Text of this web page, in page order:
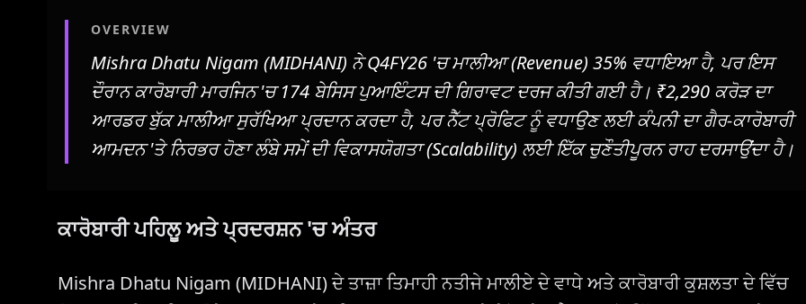
OVERVIEW
Mishra Dhatu Nigam (MIDHANI) ਨੇ Q4FY26 'ਚ ਮਾਲੀਆ (Revenue) 35% ਵਧਾਇਆ ਹੈ, ਪਰ ਇਸ
ਦੌਰਾਨ ਕਾਰੋਬਾਰੀ ਮਾਰਜਿਨ 'ਚ 174 ਬੇਸਿਸ ਪੁਆਇੰਟਸ ਦੀ ਗਿਰਾਵਟ ਦਰਜ ਕੀਤੀ ਗਈ ਹੈ। ₹2,290 ਕਰੋੜ ਦਾ
ਆਰਡਰ ਬੁੱਕ ਮਾਲੀਆ ਸੁਰੱਖਿਆ ਪ੍ਰਦਾਨ ਕਰਦਾ ਹੈ, ਪਰ ਨੈੱਟ ਪ੍ਰੋਫਿਟ ਨੂੰ ਵਧਾਉਣ ਲਈ ਕੰਪਨੀ ਦਾ ਗੈਰ-ਕਾਰੋਬਾਰੀ
ਆਮਦਨ 'ਤੇ ਨਿਰਭਰ ਹੋਣਾ ਲੰਬੇ ਸਮੇਂ ਦੀ ਵਿਕਾਸਯੋਗਤਾ (Scalability) ਲਈ ਇੱਕ ਚੁਣੌਤੀਪੂਰਨ ਰਾਹ ਦਰਸਾਉਂਦਾ ਹੈ।
ਕਾਰੋਬਾਰੀ ਪਹਿਲੂ ਅਤੇ ਪ੍ਰਦਰਸ਼ਨ 'ਚ ਅੰਤਰ
Mishra Dhatu Nigam (MIDHANI) ਦੇ ਤਾਜ਼ਾ ਤਿਮਾਹੀ ਨਤੀਜੇ ਮਾਲੀਏ ਦੇ ਵਾਧੇ ਅਤੇ ਕਾਰੋਬਾਰੀ ਕੁਸ਼ਲਤਾ ਦੇ ਵਿੱਚ